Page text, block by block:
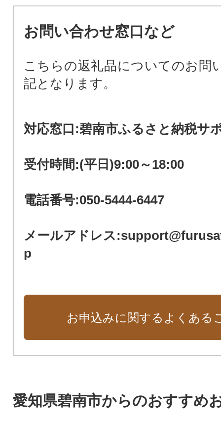
お問い合わせ窓口など
こちらの返礼品についてのお問
記となります。
対応窓口:碧南市ふるさと納税サ
受付時間:(平日)9:00～18:00
電話番号:050-5444-6447
メールアドレス
p
お申込みに関するよくある
愛知県碧南市からのおすすめ